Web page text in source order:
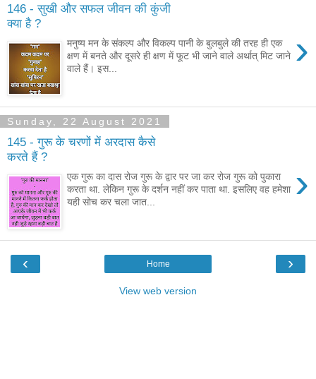
146 - सुखी और सफल जीवन की कुंजी
क्या है ?
›
मनुष्य मन के संकल्प और विकल्प पानी के बुलबुले की तरह ही एक
क्षण में बनते और दूसरे ही क्षण में फूट भी जाने वाले अर्थात् मिट जाने
वाले हैं। इस...
Sunday, 22 August 2021
145 - गुरू के चरणों में अरदास कैसे
करते हैं ?
›
एक गुरू का दास रोज गुरू के द्वार पर जा कर रोज गुरू को पुकारा
करता था. लेकिन गुरू के दर्शन नहीं कर पाता था. इसलिए वह हमेशा
यही सोच कर चला जात...
‹ ›
Home
View web version